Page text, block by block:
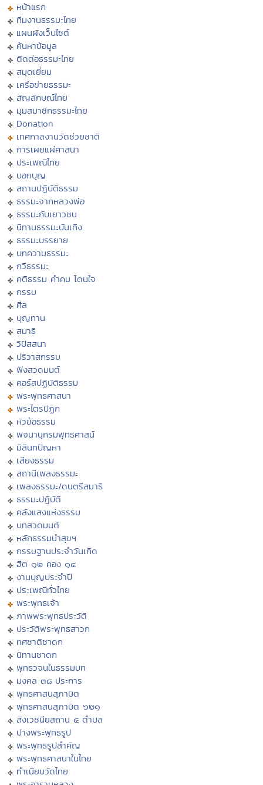
หน้าแรก
ทีมงานธรรมะไทย
แผนผังเว็บไซต์
ค้นหาข้อมูล
ติดต่อธรรมะไทย
สมุดเยี่ยม
เครือข่ายธรรมะ
สัญลักษณ์ไทย
มุมสมาชิกธรรมะไทย
Donation
เทศกาลงานวัดช่วยชาติ
การเผยแผ่ศาสนา
ประเพณีไทย
บอกบุญ
สถานปฏิบัติธรรม
ธรรมะจากหลวงพ่อ
ธรรมะกับเยาวชน
นิทานธรรมะบันเทิง
ธรรมะบรรยาย
บทความธรรมะ
กวีธรรมะ
คติธรรม คำคม โดนใจ
กรรม
ศีล
บุญทาน
สมาธิ
วิปัสสนา
ปริวาสกรรม
ฟังสวดมนต์
คอร์สปฏิบัติธรรม
พระพุทธศาสนา
พระไตรปิฏก
หัวข้อธรรม
พจนานุกรมพุทธศาสน์
มิลินทปัญหา
เสียงธรรม
สถานีเพลงธรรมะ
เพลงธรรมะ/ดนตรีสมาธิ
ธรรมะปฏิบัติ
คลังแสงแห่งธรรม
บทสวดมนต์
หลักธรรมนำสุขฯ
กรรมฐานประจำวันเกิด
ฮีต ๑๒ คอง ๑๔
งานบุญประจำปี
ประเพณีทั่วไทย
พระพุทธเจ้า
ภาพพระพุทธประวัติ
ประวัติพระพุทธสาวก
ทศชาติชาดก
นิทานชาดก
พุทธวจนในธรรมบท
มงคล ๓๘ ประการ
พุทธศาสนสุภาษิต
พุทธศาสนสุภาษิต ๖๒๑
สังเวชนียสถาน ๔ ตำบล
ปางพระพุทธรูป
พระพุทธรูปสำคัญ
พระพุทธศาสนาในไทย
ทำเนียบวัดไทย